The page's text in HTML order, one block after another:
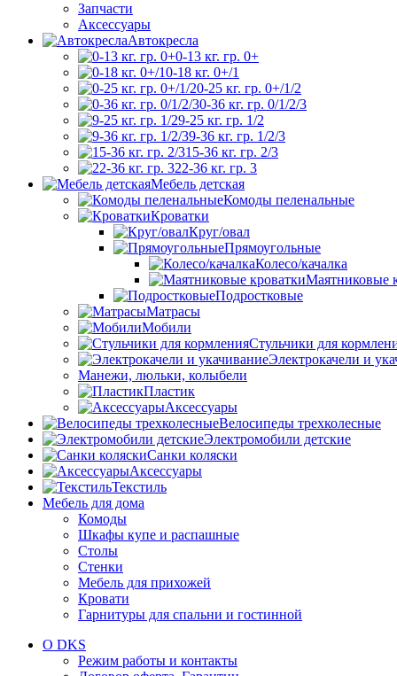
Запчасти
Аксессуары
Автокресла
0-13 кг. гр. 0+
0-18 кг. 0+/1
0-25 кг. гр. 0+/1/2
0-36 кг. гр. 0/1/2/3
9-25 кг. гр. 1/2
9-36 кг. гр. 1/2/3
15-36 кг. гр. 2/3
22-36 кг. гр. 3
Мебель детская
Комоды пеленальные
Кроватки
Круг/овал
Прямоугольные
Колесо/качалка
Маятниковые
Подростковые
Матрасы
Мобили
Стульчики для
Электрокачели и
Манежи, люльки, колыбели
Пластик
Аксессуары
Велосипеды трехколесные
Электромобили детские
Санки коляски
Аксессуары
Текстиль
Мебель для дома
Комоды
Шкафы купе и распашные
Столы
Стенки
Мебель для прихожей
Кровати
Гарнитуры для спальни и гостинной
О DKS
Режим работы и контакты